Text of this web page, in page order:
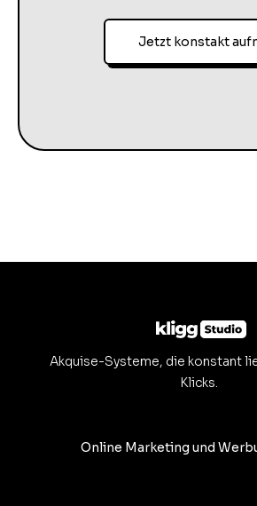
Jetzt konstakt
Akquise-Systeme, die konstant
Klicks.
Online Marketing und